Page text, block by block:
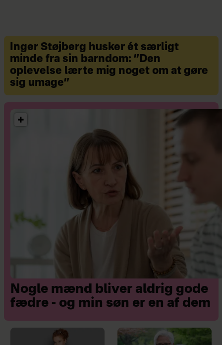
Inger Støjberg husker ét særligt
minde fra sin barndom: ”Den
oplevelse lærte mig noget om at gøre
sig umage”
Nogle mænd bliver aldrig gode
fædre - og min søn er en af dem